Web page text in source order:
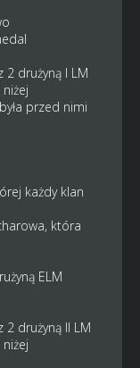
2 drużyną I LM
przed nimi
każdy klan
która
ELM
drużyną II LM